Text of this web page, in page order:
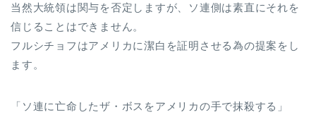
当然大統領は関与を否定しますが、ソ連側は素直にそれを
信じることはできません。
フルシチョフはアメリカに潔白を証明させる為の提案をし
ます。
「ソ連に亡命したザ・ボスをアメリカの手で抹殺する」